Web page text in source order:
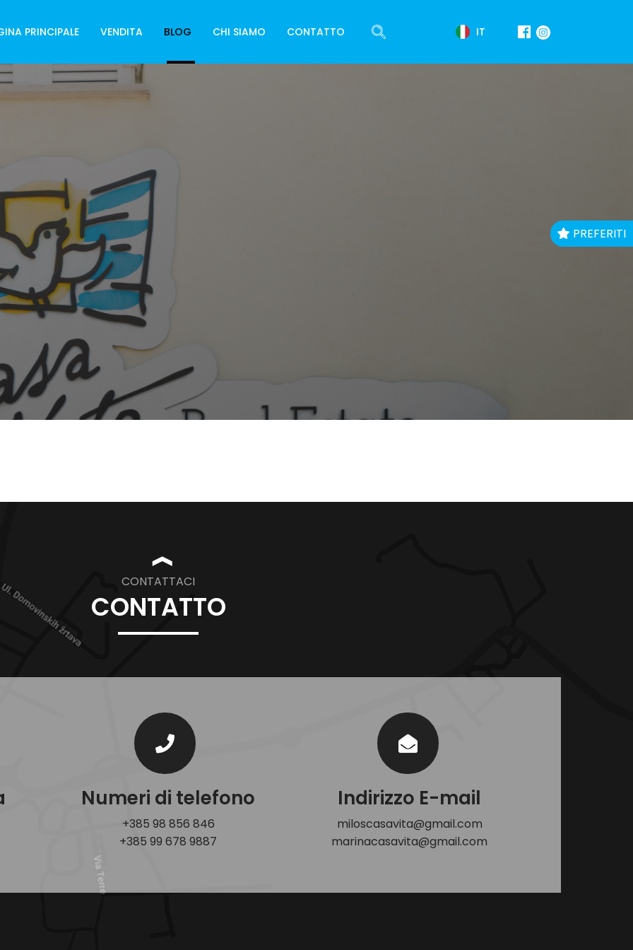
PREFERITI
PRINCIPALE VENDITA BLOG CHI SIAMO CONTATTO IT
❱
CONTATTACI
CONTATTO
Numeri di telefono
+385 98 856 846
+385 99 678 9887
Indirizzo E-mail
miloscasavita@gmail.com
marinacasavita@gmail.com